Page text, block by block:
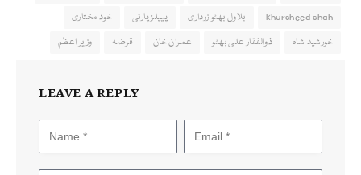
khursheed shah
بلاول بھٹو زرداری پیپلز پارٹی
خود مختاری
خورشید شاہ
ذوالفقار علی بھٹو عمران خان قرضہ وزیر اعظم
LEAVE A REPLY